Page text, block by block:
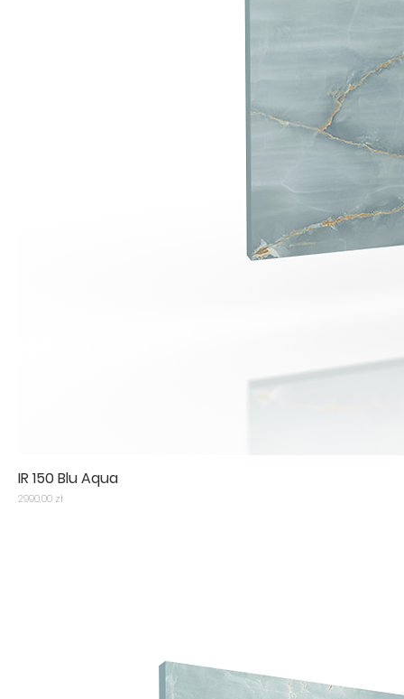
IR 150 Blu Aqua
Cena
2990,00 zł